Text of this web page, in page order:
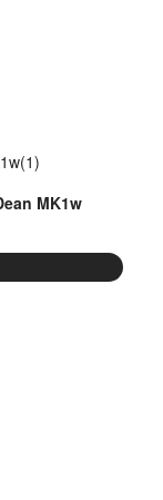
MK1w